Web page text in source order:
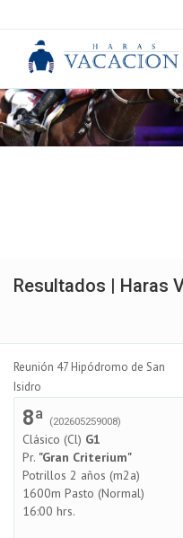
Resultados | Haras
Reunión 47 Hipódromo de San
Isidro
8ª (202605259008)
Clásico (Cl) G1
Pr. "Gran Criterium"
Potrillos 2 años (m2a)
1600m Pasto (Normal)
16:00 hrs.